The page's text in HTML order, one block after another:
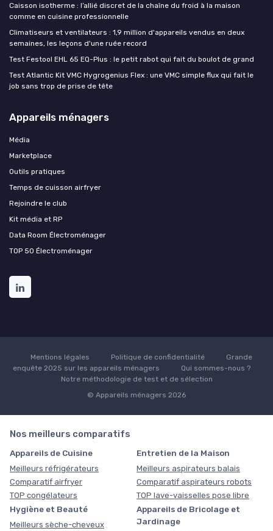
Caisson isotherme : l’allié discret de la chaîne du froid à la maison
comme en cuisine professionnelle
Climatiseurs et ventilateurs : 1,9 million d'appareils vendus en deux
semaines, les leçons d'une ruée record
Test Festool EHL 65 EQ-Plus : le petit rabot qui fait du boulot de grand
Test Atlantic Kit VMC Hygrogenius Flex : une VMC simple flux qui fait le
job sans trop de prise de tête
Appareils ménagers
Média
Marketplace
Outils pratiques
Temps de cuisson airfryer
Rejoindre le club
Kit média et RP
Data Room Électroménager
TOP 50 Électroménager
Mentions légales Politique de confidentialité
Grande
enquête 2025 sur les appareils ménagers
Qui sommes-nous ?
Notre méthodologie de test et de sélection
© Appareils ménagers 2026
Nos meilleurs comparatifs
Appareils de Cuisine
Meilleurs réfrigérateurs
Comparatif airfryer
TOP congélateurs
Entretien de la Maison
Meilleurs aspirateurs balais
Comparatif aspirateurs robots
TOP lave-vaisselles pose libre
Hygiène et Beauté
Meilleurs sèche-cheveux
Appareils de Bricolage et
Jardinage